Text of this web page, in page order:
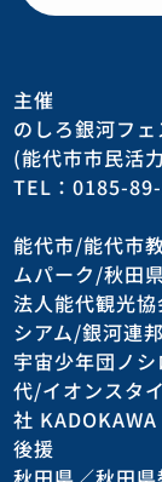
主催
のしろ銀河フ
(能代市市民活
TEL：0185-
能代市/能代市
ムパーク/秋田
法人能代観光
シアム/銀河連
宇宙少年団ノ
代/イオンスタ
社 KADOKAWA
後援